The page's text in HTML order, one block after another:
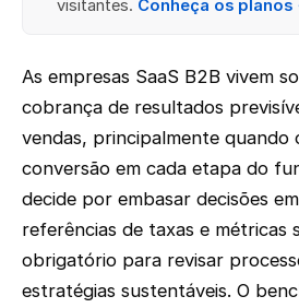
visitantes. Conheça os planos
As empresas SaaS B2B vivem
cobrança de resultados
vendas, principalmente quando
conversão em cada etapa do
decide por embasar decisões
referências de taxas e métricas
obrigatório para revisar
estratégias sustentáveis. O